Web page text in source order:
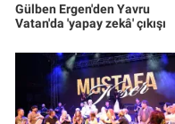
Gülben Ergen'den Yavru
Vatan'da 'yapay zekâ' çıkışı